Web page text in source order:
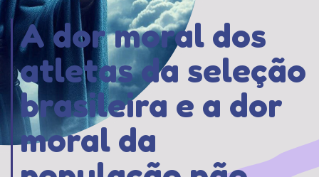
A dor moral dos
atletas da seleção
brasileira e a dor
moral da